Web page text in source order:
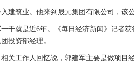
建筑业。他来到晟元集团有限公司，该
干就是近6年。《每日经济新闻》记者
投资部经理。
关工作人回忆说，郭建军主要是做项目